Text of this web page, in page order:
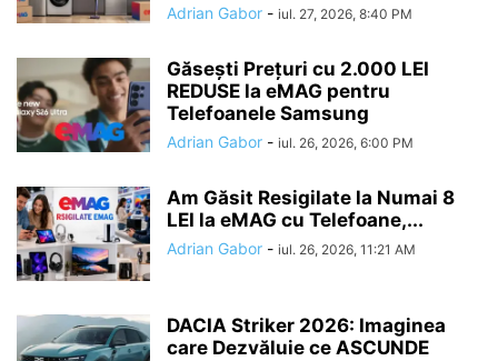
Adrian Gabor - iul. 27, 2026, 8:40 PM
Găsești Prețuri cu 2.000 LEI
REDUSE la eMAG pentru
Telefoanele Samsung
Adrian Gabor - iul. 26, 2026, 6:00 PM
Am Găsit Resigilate la Numai 8
LEI la eMAG cu Telefoane,...
Adrian Gabor - iul. 26, 2026, 11:21 AM
DACIA Striker 2026: Imaginea
care Dezvăluie ce ASCUNDE